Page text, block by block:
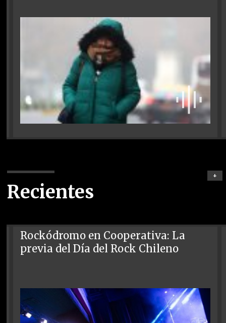
Recientes
+
Rockódromo en Cooperativa: La
previa del Día del Rock Chileno